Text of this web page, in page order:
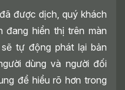
được dịch, quý khách
hiển thị trên màn
tự động phát lại bản
dùng và người đối
để hiểu rõ hơn trong